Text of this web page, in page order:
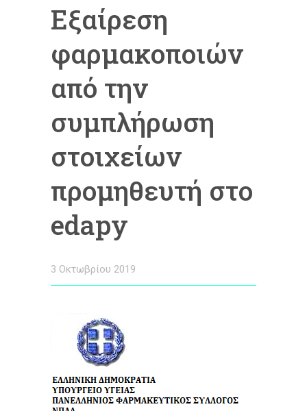
Εξαίρεση
φαρμακοποιών
από την
συμπλήρωση
στοιχείων
προμηθευτή στο
edapy
3 Οκτωβρίου 2019